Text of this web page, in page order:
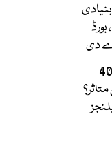
دی
اے آئی بھرتی کے نظام سے 40